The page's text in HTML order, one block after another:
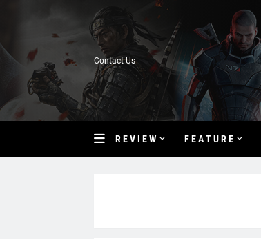
Contact Us
R E V I E W F E A T U R E